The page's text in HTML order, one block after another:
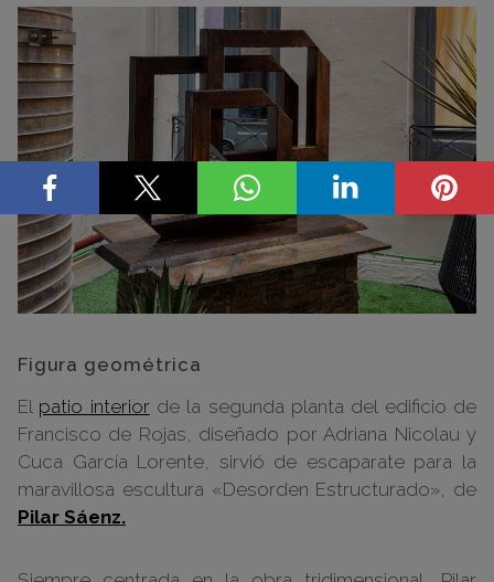
Figura geométrica
El patio interiorde la segunda planta del edificio de
Francisco de Rojas, diseñado por Adriana Nicolau y
Cuca García Lorente, sirvió de escaparate para la
maravillosa escultura «Desorden Estructurado», de
Pilar Sáenz.